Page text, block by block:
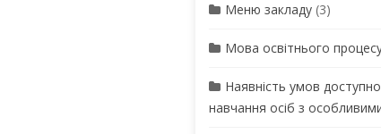
Меню закладу(3)
Мова освітнього
Наявність умов
навчання осіб з